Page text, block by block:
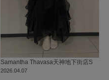
2026.04.07
Samantha Thavasa天神地下街店S